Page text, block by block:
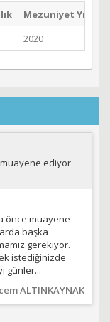
Mezuniyet Yılı
2020
ediyor
önce muayene
başka
gerekiyor.
istediğinizde
günler...
ALTINKAYNAK